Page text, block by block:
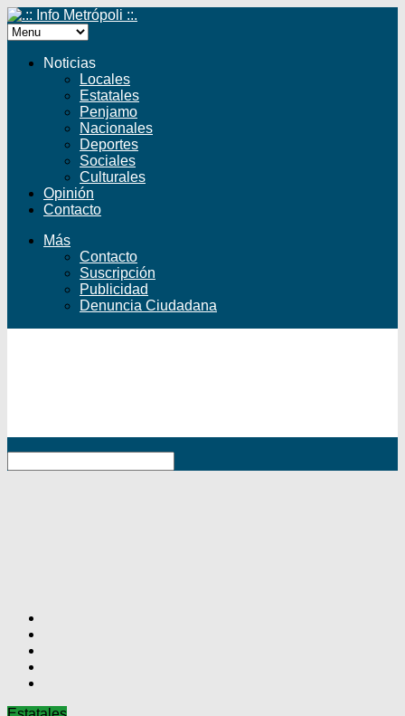
Noticias
Locales
Estatales
Penjamo
Nacionales
Deportes
Sociales
Culturales
Opinión
Contacto
Más
Contacto
Suscripción
Publicidad
Denuncia Ciudadana